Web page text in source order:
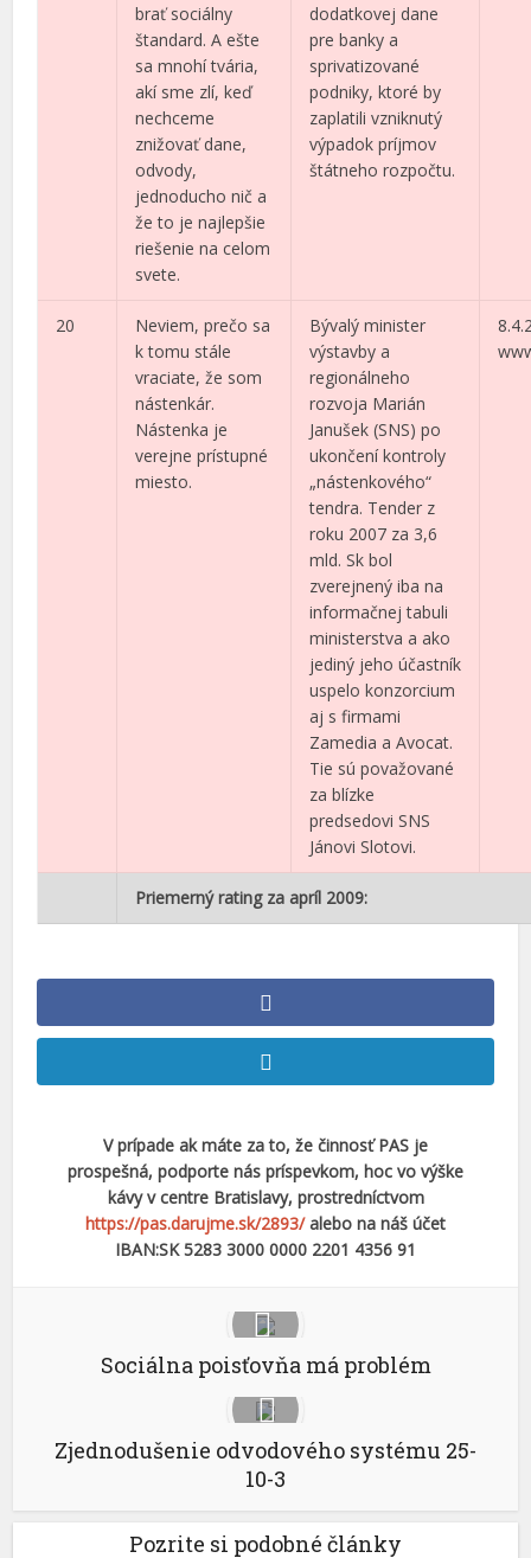
brať sociálny
štandard. A ešte
sa mnohí tvária,
akí sme zlí, keď
nechceme
znižovať dane,
odvody,
jednoducho nič a
že to je najlepšie
riešenie na celom
svete.
dodatkovej dane
pre banky a
sprivatizované
podniky, ktoré by
zaplatili vzniknutý
výpadok príjmov
štátneho rozpočtu.
20
Neviem, prečo sa
k tomu stále
vraciate, že som
nástenkár.
Nástenka je
verejne prístupné
miesto.
Bývalý minister
výstavby a
regionálneho
rozvoja Marián
Janušek (SNS) po
ukončení kontroly
„nástenkového“
tendra. Tender z
roku 2007 za 3,6
mld. Sk bol
zverejnený iba na
informačnej tabuli
ministerstva a ako
jediný jeho účastník
uspelo konzorcium
aj s firmami
Zamedia a Avocat.
Tie sú považované
za blízke
predsedovi SNS
Jánovi Slotovi.
Priemerný rating za apríl 2009:
V prípade ak máte za to, že činnosť PAS je
prospešná, podporte nás príspevkom, hoc vo výške
kávy v centre Bratislavy, prostredníctvom
https://pas.darujme.sk/2893/alebo na náš účet
IBAN:SK 5283 3000 0000 2201 4356 91
Sociálna poisťovňa má problém
Zjednodušenie odvodového systému 25-
10-3
Pozrite si podobné články